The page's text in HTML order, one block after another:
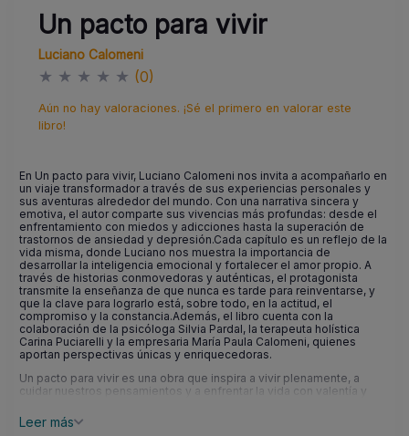
Un pacto para vivir
Luciano Calomeni
★ ★ ★ ★ ★ (0)
Aún no hay valoraciones. ¡Sé el primero en valorar este
libro!
En Un pacto para vivir, Luciano Calomeni nos invita a acompañarlo en
un viaje transformador a través de sus experiencias personales y
sus aventuras alrededor del mundo. Con una narrativa sincera y
emotiva, el autor comparte sus vivencias más profundas: desde el
enfrentamiento con miedos y adicciones hasta la superación de
trastornos de ansiedad y depresión.Cada capítulo es un reflejo de la
vida misma, donde Luciano nos muestra la importancia de
desarrollar la inteligencia emocional y fortalecer el amor propio. A
través de historias conmovedoras y auténticas, el protagonista
transmite la enseñanza de que nunca es tarde para reinventarse, y
que la clave para lograrlo está, sobre todo, en la actitud, el
compromiso y la constancia.Además, el libro cuenta con la
colaboración de la psicóloga Silvia Pardal, la terapeuta holística
Carina Puciarelli y la empresaria María Paula Calomeni, quienes
aportan perspectivas únicas y enriquecedoras.
Un pacto para vivir es una obra que inspira a vivir plenamente, a
cuidar nuestros pensamientos y a enfrentar la vida con valentía y
superarse y encontrar la paz interior.
Leer más